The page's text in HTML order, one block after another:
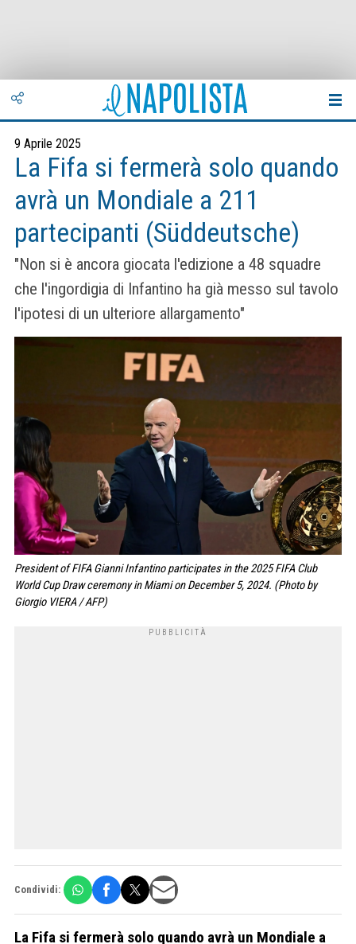
9 Aprile 2025
La Fifa si fermerà solo quando
avrà un Mondiale a 211
partecipanti (Süddeutsche)
"Non si è ancora giocata l'edizione a 48 squadre
che l'ingordigia di Infantino ha già messo sul tavolo
l'ipotesi di un ulteriore allargamento"
President of FIFA Gianni Infantino participates in the 2025 FIFA Club
World Cup Draw ceremony in Miami on December 5, 2024. (Photo by
Giorgio VIERA / AFP)
Condividi:
La Fifa si fermerà solo quando avrà un Mondiale a